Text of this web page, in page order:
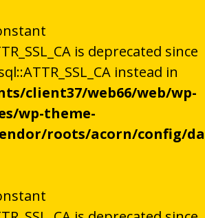
is deprecated since
instead in
client37/web66/web/wp-
wp-theme-
roots/acorn/config/